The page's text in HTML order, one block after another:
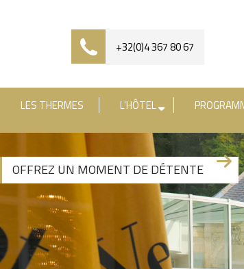
[availability_search
+32(0)4 367 80 67
LES THERMES L'HÔTEL
OFFREZ UN MOMENT DE DÉTENTE